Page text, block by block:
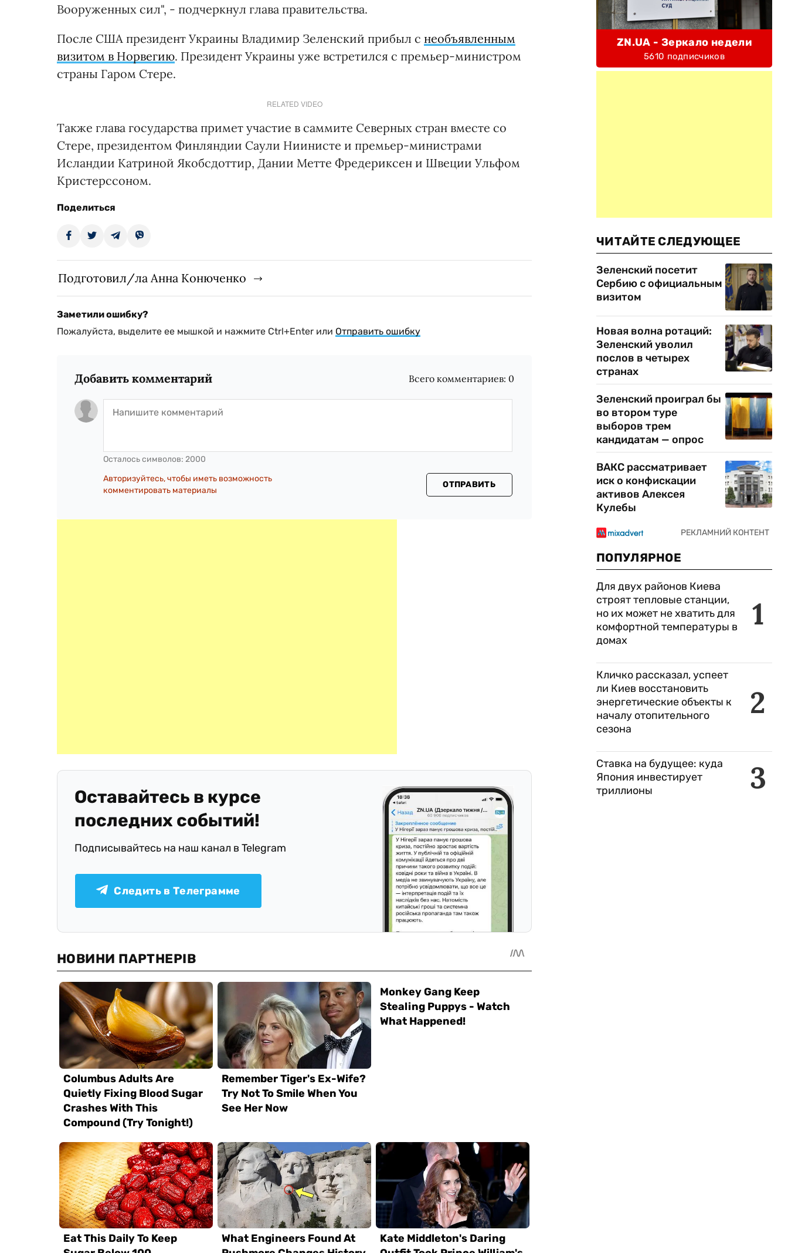
Вооруженных сил", - подчеркнул глава правительства.
После США президент Украины Владимир Зеленский прибыл с необъявленным
визитом в Норвегию. Президент Украины уже встретился с премьер-министром
страны Гаром Стере.
RELATED VIDEO
Также глава государства примет участие в саммите Северных стран вместе со
Стере, президентом Финляндии Саули Ниинисте и премьер-министрами
Исландии Катриной Якобсдоттир, Дании Метте Фредериксен и Швеции Ульфом
Кристерссоном.
Поделиться
Подготовил/ла Анна Конюченко
Заметили ошибку?
Пожалуйста, выделите ее мышкой и нажмите Ctrl+Enter или Отправить ошибку
Добавить комментарий Всего комментариев: 0
Осталось символов: 2000
Авторизуйтесь, чтобы иметь возможность
комментировать материалы
ОТПРАВИТЬ
Оставайтесь в курсе
последних событий!
Подписывайтесь на наш канал в Telegram
Следить в Телеграмме
ZN.UA - Зеркало недели
5610 подписчиков
ЧИТАЙТЕ СЛЕДУЮЩЕЕ
Зеленский посетит
Сербию с официальным
визитом
Новая волна ротаций:
Зеленский уволил
послов в четырех
странах
Зеленский проиграл бы
во втором туре
выборов трем
кандидатам — опрос
ВАКС рассматривает
иск о конфискации
активов Алексея
Кулебы
ПОПУЛЯРНОЕ
1
Для двух районов Киева
строят тепловые станции,
но их может не хватить для
комфортной температуры в
домах
2
Кличко рассказал, успеет
ли Киев восстановить
энергетические объекты к
началу отопительного
сезона
3
Ставка на будущее: куда
Япония инвестирует
триллионы